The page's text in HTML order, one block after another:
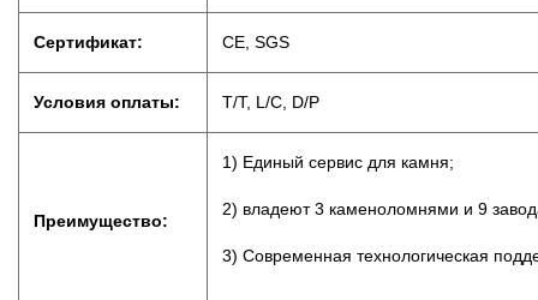
Сертификат: CE, SGS
Условия оплаты: T/T, L/C, D/P
Преимущество:
1) Единый сервис для камня;
2) владеют 3 каменоломнями и 9
3) Современная технологическая